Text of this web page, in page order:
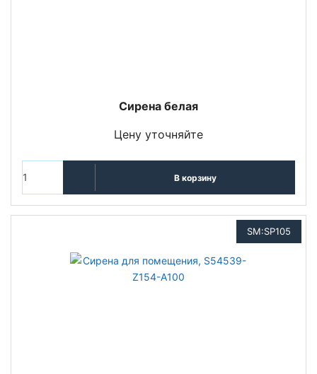
Сирена белая
Цену уточняйте
В корзину
SM:SP105